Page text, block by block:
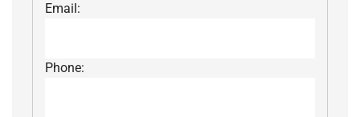
Email:
Phone: